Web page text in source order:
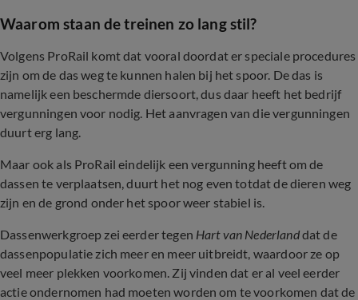
Waarom staan de treinen zo lang stil?
Volgens ProRail komt dat vooral doordat er speciale procedures
zijn om de das weg te kunnen halen bij het spoor. De das is
namelijk een beschermde diersoort, dus daar heeft het bedrijf
vergunningen voor nodig. Het aanvragen van die vergunningen
duurt erg lang.
Maar ook als ProRail eindelijk een vergunning heeft om de
dassen te verplaatsen, duurt het nog even totdat de dieren weg
zijn en de grond onder het spoor weer stabiel is.
Dassenwerkgroep zei eerder tegen Hart van Nederlanddat de
dassenpopulatie zich meer en meer uitbreidt, waardoor ze op
veel meer plekken voorkomen. Zij vinden dat er al veel eerder
actie ondernomen had moeten worden om te voorkomen dat de